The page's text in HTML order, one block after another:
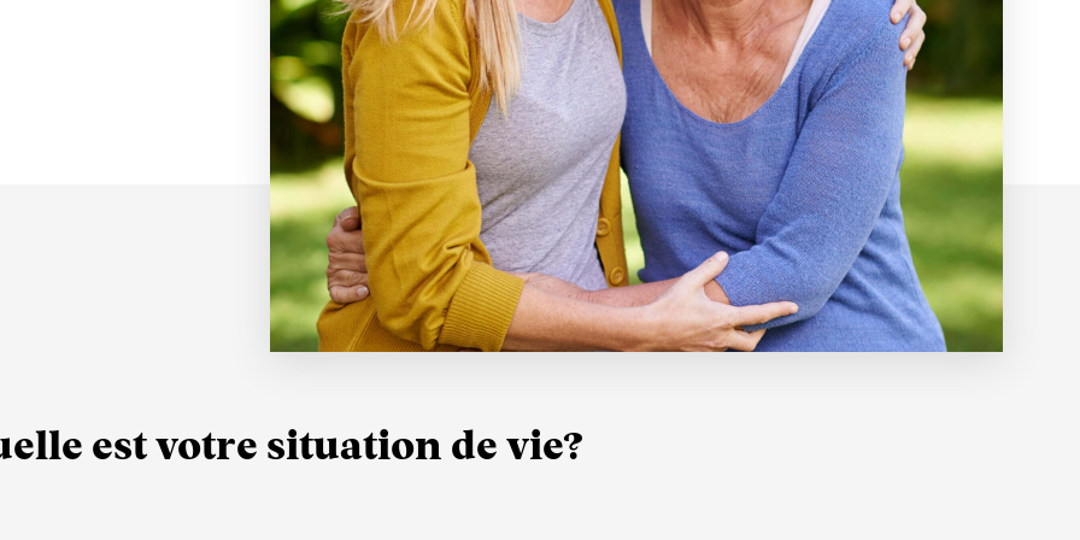
Contacter un conseiller
FAQ
Toutes nos offres
est votre situation de vie?